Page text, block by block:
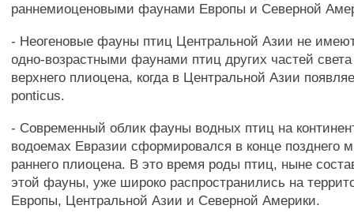
раннемиоценовыми фаунами Европы и Северной
- Неогеновые фауны птиц Центральной Азии не
одно-возрастными фаунами птиц других частей
верхнего плиоцена, когда в Центральной Азии
ponticus.
- Современный облик фауны водных птиц на
водоемах Евразии сформировался в конце позднего
раннего плиоцена. В это время роды птиц, ныне
этой фауны, уже широко распространились на
Европы, Центральной Азии и Северной Америки.